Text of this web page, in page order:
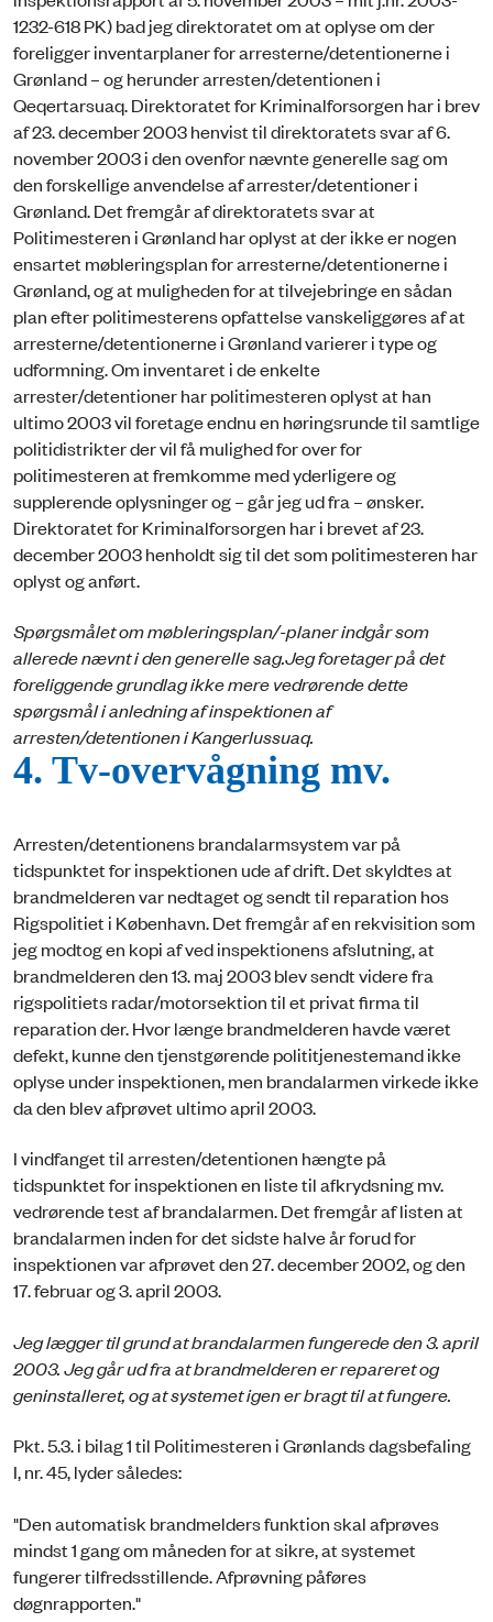
1232-618 PK) bad jeg direktoratet om at oplyse om der
foreligger inventarplaner for arresterne/detentionerne i
Grønland – og herunder arresten/detentionen i
Qeqertarsuaq. Direktoratet for Kriminalforsorgen har i brev
af 23. december 2003 henvist til direktoratets svar af 6.
november 2003 i den ovenfor nævnte generelle sag om
den forskellige anvendelse af arrester/detentioner i
Grønland. Det fremgår af direktoratets svar at
Politimesteren i Grønland har oplyst at der ikke er nogen
ensartet møbleringsplan for arresterne/detentionerne i
Grønland, og at muligheden for at tilvejebringe en sådan
plan efter politimesterens opfattelse vanskeliggøres af at
arresterne/detentionerne i Grønland varierer i type og
udformning. Om inventaret i de enkelte
arrester/detentioner har politimesteren oplyst at han
ultimo 2003 vil foretage endnu en høringsrunde til samtlige
politidistrikter der vil få mulighed for over for
politimesteren at fremkomme med yderligere og
supplerende oplysninger og – går jeg ud fra – ønsker.
Direktoratet for Kriminalforsorgen har i brevet af 23.
december 2003 henholdt sig til det som politimesteren har
oplyst og anført.
Spørgsmålet om møbleringsplan/-planer indgår som
allerede nævnt i den generelle sag.Jeg foretager på det
foreliggende grundlag ikke mere vedrørende dette
spørgsmål i anledning af inspektionen af
arresten/detentionen i Kangerlussuaq.
4. Tv-overvågning mv.
Arresten/detentionens brandalarmsystem var på
tidspunktet for inspektionen ude af drift. Det skyldtes at
brandmelderen var nedtaget og sendt til reparation hos
Rigspolitiet i København. Det fremgår af en rekvisition som
jeg modtog en kopi af ved inspektionens afslutning, at
brandmelderen den 13. maj 2003 blev sendt videre fra
rigspolitiets radar/motorsektion til et privat firma til
reparation der. Hvor længe brandmelderen havde været
defekt, kunne den tjenstgørende polititjenestemand ikke
oplyse under inspektionen, men brandalarmen virkede ikke
da den blev afprøvet ultimo april 2003.
I vindfanget til arresten/detentionen hængte på
tidspunktet for inspektionen en liste til afkrydsning mv.
vedrørende test af brandalarmen. Det fremgår af listen at
brandalarmen inden for det sidste halve år forud for
inspektionen var afprøvet den 27. december 2002, og den
17. februar og 3. april 2003.
Jeg lægger til grund at brandalarmen fungerede den 3. april
2003. Jeg går ud fra at brandmelderen er repareret og
geninstalleret, og at systemet igen er bragt til at fungere.
Pkt. 5.3. i bilag 1 til Politimesteren i Grønlands dagsbefaling
I, nr. 45, lyder således:
"Den automatisk brandmelders funktion skal afprøves
mindst 1 gang om måneden for at sikre, at systemet
fungerer tilfredsstillende. Afprøvning påføres
døgnrapporten."